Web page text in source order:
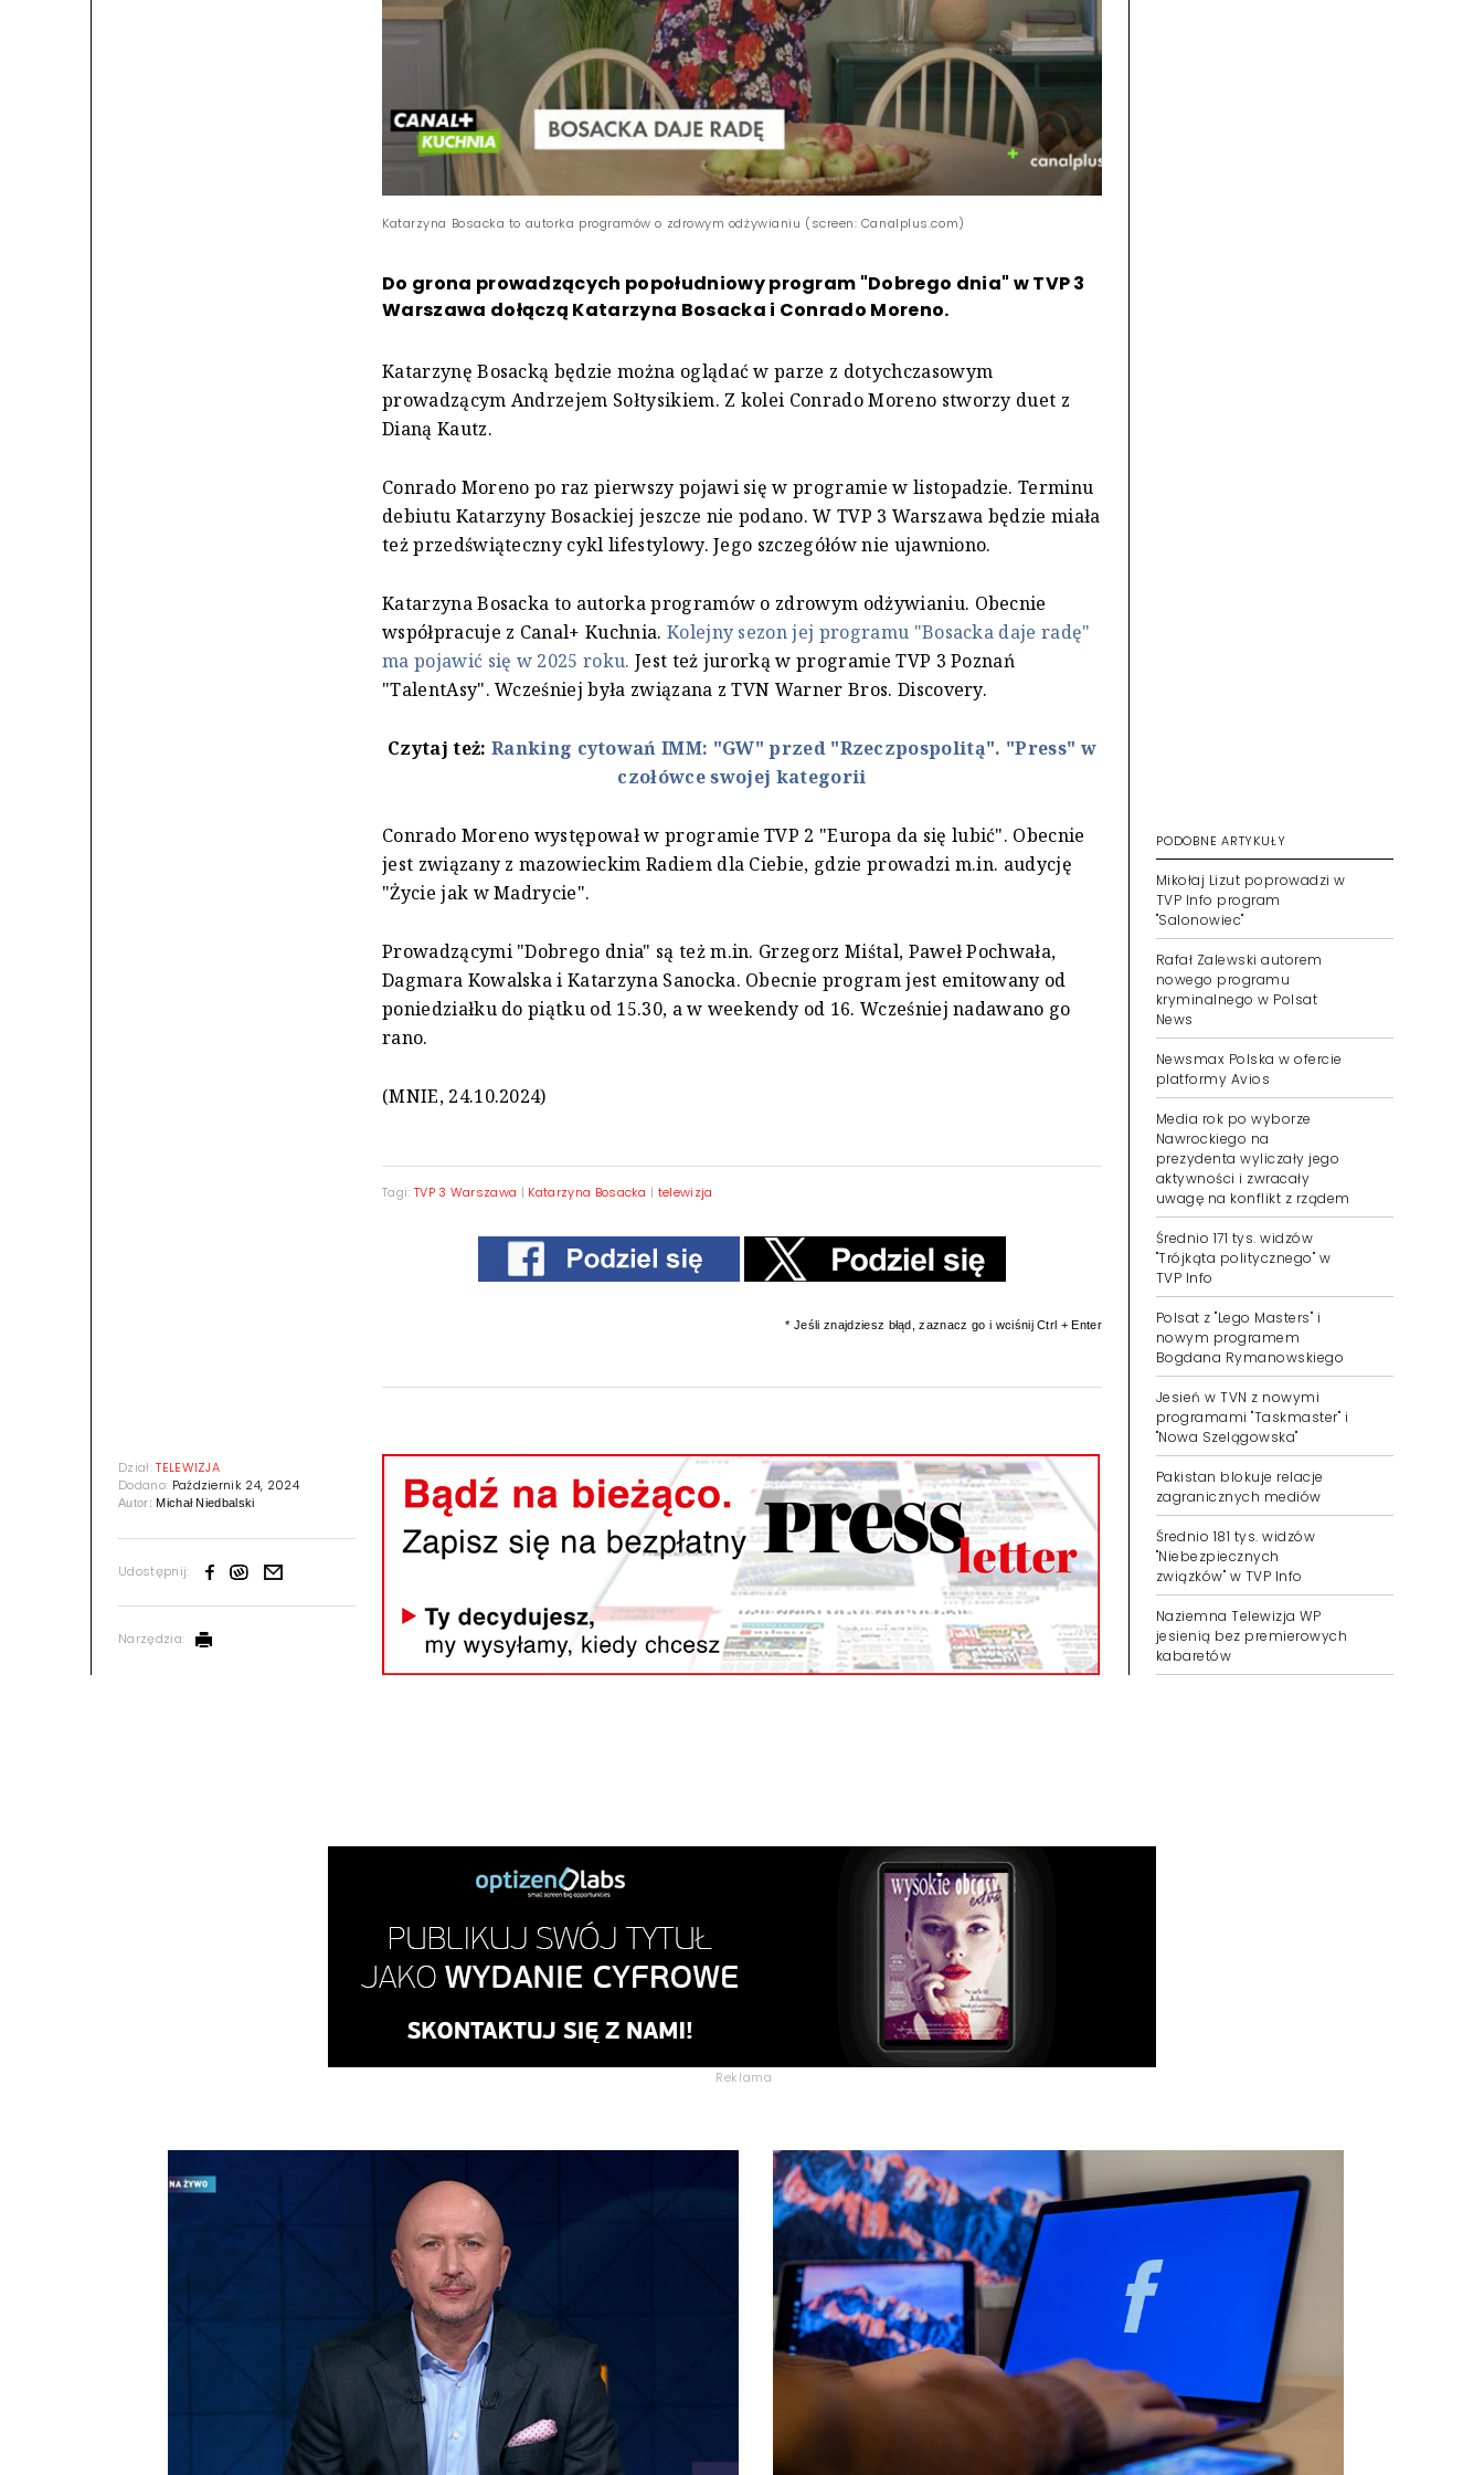
Dział:TELEWIZJA
Dodano: Październik 24, 2024
Autor:Michał Niedbalski
Udostępnij:
Narzędzia:
Katarzyna Bosacka to autorka programów o zdrowym odżywianiu (screen: Canalplus.com)
Do grona prowadzących popołudniowy program "Dobrego dnia" w TVP 3
Warszawa dołączą Katarzyna Bosacka i Conrado Moreno.
Katarzynę Bosacką będzie można oglądać w parze z dotychczasowym
prowadzącym Andrzejem Sołtysikiem. Z kolei Conrado Moreno stworzy duet z
Dianą Kautz.
Conrado Moreno po raz pierwszy pojawi się w programie w listopadzie. Terminu
debiutu Katarzyny Bosackiej jeszcze nie podano. W TVP 3 Warszawa będzie miała
też przedświąteczny cykl lifestylowy. Jego szczegółów nie ujawniono.
Katarzyna Bosacka to autorka programów o zdrowym odżywianiu. Obecnie
współpracuje z Canal+ Kuchnia. Kolejny sezon jej programu "Bosacka daje radę"
ma pojawić się w 2025 roku. Jest też jurorką w programie TVP 3 Poznań
"TalentAsy". Wcześniej była związana z TVN Warner Bros. Discovery.
Czytaj też: Ranking cytowań IMM: "GW" przed "Rzeczpospolitą". "Press" w
czołówce swojej kategorii
Conrado Moreno występował w programie TVP 2 "Europa da się lubić". Obecnie
jest związany z mazowieckim Radiem dla Ciebie, gdzie prowadzi m.in. audycję
"Życie jak w Madrycie".
Prowadzącymi "Dobrego dnia" są też m.in. Grzegorz Miśtal, Paweł Pochwała,
Dagmara Kowalska i Katarzyna Sanocka. Obecnie program jest emitowany od
poniedziałku do piątku od 15.30, a w weekendy od 16. Wcześniej nadawano go
rano.
(MNIE, 24.10.2024)
Tagi: TVP 3 Warszawa | Katarzyna Bosacka | telewizja
* Jeśli znajdziesz błąd, zaznacz go i wciśnij Ctrl + Enter
PODOBNE ARTYKUŁY
Mikołaj Lizut poprowadzi w
TVP Info program
"Salonowiec"
Rafał Zalewski autorem
nowego programu
kryminalnego w Polsat
News
Newsmax Polska w ofercie
platformy Avios
Media rok po wyborze
Nawrockiego na
prezydenta wyliczały jego
aktywności i zwracały
uwagę na konflikt z rządem
Średnio 171 tys. widzów
"Trójkąta politycznego" w
TVP Info
Polsat z "Lego Masters" i
nowym programem
Bogdana Rymanowskiego
Jesień w TVN z nowymi
programami "Taskmaster" i
"Nowa Szelągowska"
Pakistan blokuje relacje
zagranicznych mediów
Średnio 181 tys. widzów
"Niebezpiecznych
związków" w TVP Info
Naziemna Telewizja WP
jesienią bez premierowych
kabaretów
Reklama